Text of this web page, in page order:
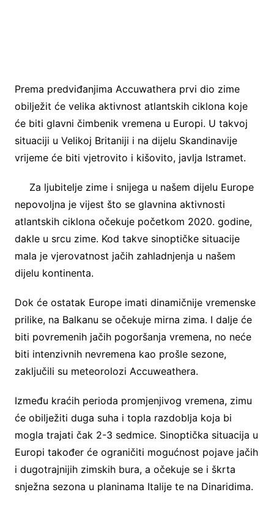
Prema predviđanjima Accuwathera prvi dio zime
obilježit će velika aktivnost atlantskih ciklona koje
će biti glavni čimbenik vremena u Europi. U takvoj
situaciji u Velikoj Britaniji i na dijelu Skandinavije
vrijeme će biti vjetrovito i kišovito, javlja Istramet.
Za ljubitelje zime i snijega u našem dijelu Europe
nepovoljna je vijest što se glavnina aktivnosti
atlantskih ciklona očekuje početkom 2020. godine,
dakle u srcu zime. Kod takve sinoptičke situacije
mala je vjerovatnost jačih zahladnjenja u našem
dijelu kontinenta.
Dok će ostatak Europe imati dinamičnije vremenske
prilike, na Balkanu se očekuje mirna zima. I dalje će
biti povremenih jačih pogoršanja vremena, no neće
biti intenzivnih nevremena kao prošle sezone,
zaključili su meteorolozi Accuweathera.
Između kraćih perioda promjenjivog vremena, zimu
će obilježiti duga suha i topla razdoblja koja bi
mogla trajati čak 2-3 sedmice. Sinoptička situacija u
Europi također će ograničiti mogućnost pojave jačih
i dugotrajnijih zimskih bura, a očekuje se i škrta
snježna sezona u planinama Italije te na Dinaridima.